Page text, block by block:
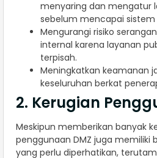
menyaring dan mengatur
sebelum mencapai
Mengurangi risiko
internal karena layanan
terpisah.
Meningkatkan keamanan
keseluruhan berkat
2. Kerugian
Meskipun memberikan banyak
penggunaan DMZ juga memiliki
yang perlu diperhatikan,